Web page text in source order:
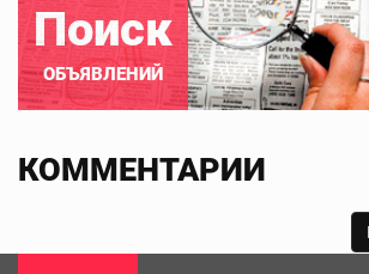
Поиск
ОБЪЯВЛЕНИЙ
КОММЕНТАРИИ